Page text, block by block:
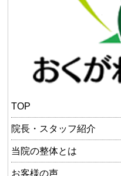
TOP
院長・スタッフ紹介
当院の整体とは
お客様の声